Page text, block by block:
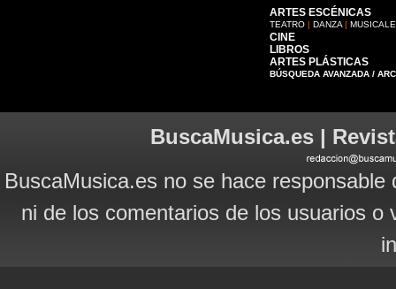
ARTES ESCÉNICAS
TEATRO | DANZA |
CINE
LIBROS
ARTES PLÁSTICAS
BÚSQUEDA AVANZADA /
BuscaMusica.es |
BuscaMusica.es no se hace
ni de los comentarios de los usuarios